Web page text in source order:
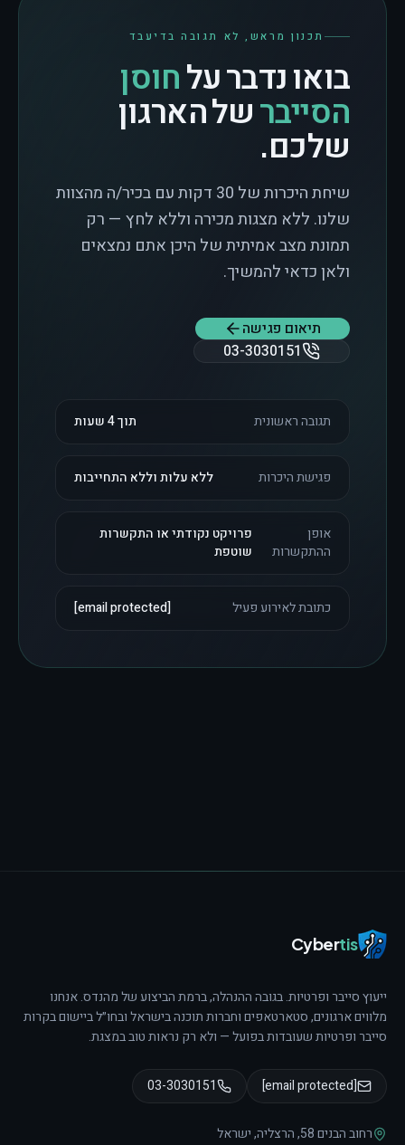
תכנון מראש, לא תגובה בדיעבד
בואו נדבר על חוסן
הסייבר של הארגון
שלכם.
שיחת היכרות של 30 דקות עם בכיר/ה מהצוות
שלנו. ללא מצגות מכירה וללא לחץ — רק
תמונת מצב אמיתית של היכן אתם נמצאים
ולאן כדאי להמשיך.
תיאום פגישה
03-3030151
תגובה ראשונית תוך 4 שעות
פגישת היכרות ללא עלות וללא התחייבות
אופן
ההתקשרות
פרויקט נקודתי או התקשרות
שוטפת
כתובת לאירוע פעיל [email protected]
Cybertis
ייעוץ סייבר ופרטיות. בגובה ההנהלה, ברמת הביצוע של מהנדס.אנחנו
מלווים ארגונים, סטארטאפים וחברות תוכנה בישראל ובחו״ל ביישום בקרות
סייבר ופרטיות שעובדות בפועל — ולא רק נראות טוב במצגת.
[email protected]
03-3030151
רחוב הבנים 58 ,הרצליה,ישראל